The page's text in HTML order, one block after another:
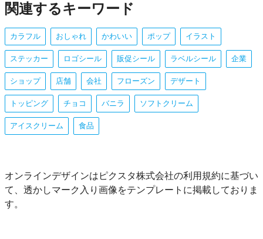
関連するキーワード
カラフル おしゃれ かわいい ポップ イラスト
ステッカー ロゴシール 販促シール ラベルシール 企業
ショップ 店舗 会社 フローズン デザート
トッピング チョコ バニラ ソフトクリーム
アイスクリーム 食品
オンラインデザインはピクスタ株式会社の利用規約に基づい
て、透かしマーク入り画像をテンプレートに掲載しておりま
す。